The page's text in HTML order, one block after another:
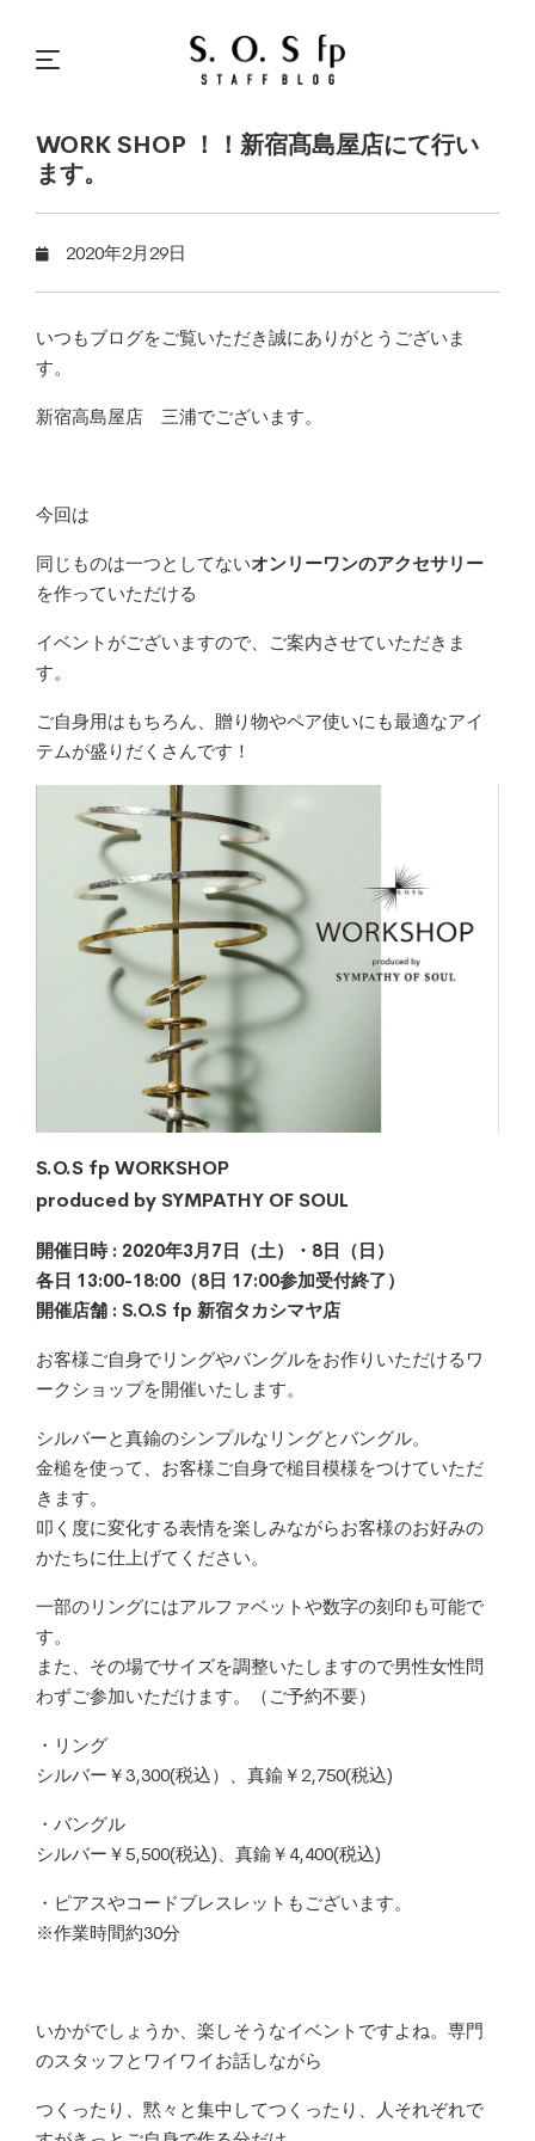
WORK SHOP ！！新宿髙島屋店にて行い
ます。
2020年2月29日
いつもブログをご覧いただき誠にありがとうございま
す。
新宿高島屋店 三浦でございます。
今回は
同じものは一つとしてないオンリーワンのアクセサリー
を作っていただける
イベントがございますので、ご案内させていただきま
す。
ご自身用はもちろん、贈り物やペア使いにも最適なアイ
テムが盛りだくさんです！
S.O.S fp WORKSHOP
produced by SYMPATHY OF SOUL
開催日時 : 2020年3月7日（土）・8日（日）
各日 13:00-18:00（8日 17:00参加受付終了）
開催店舗 : S.O.S fp 新宿タカシマヤ店
お客様ご自身でリングやバングルをお作りいただけるワ
ークショップを開催いたします。
シルバーと真鍮のシンプルなリングとバングル。
金槌を使って、お客様ご自身で槌目模様をつけていただ
きます。
叩く度に変化する表情を楽しみながらお客様のお好みの
かたちに仕上げてください。
一部のリングにはアルファベットや数字の刻印も可能で
す。
また、その場でサイズを調整いたしますので男性女性問
わずご参加いただけます。（ご予約不要）
・リング
シルバー￥3,300(税込）、真鍮￥2,750(税込)
・バングル
シルバー￥5,500(税込)、真鍮￥4,400(税込)
・ピアスやコードブレスレットもございます。
※作業時間約30分
いかがでしょうか、楽しそうなイベントですよね。専門
のスタッフとワイワイお話しながら
つくったり、黙々と集中してつくったり、人それぞれで